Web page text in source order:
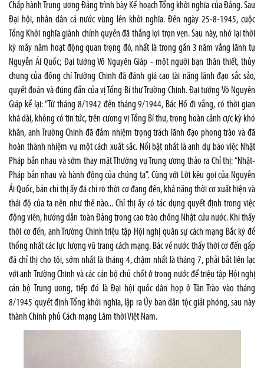
Chấp hành Trung ương Đảng trình bày Kế hoạch Tổng khởi nghĩa của Đảng. Sau
Đại hội, nhân dân cả nước vùng lên khởi nghĩa. Đến ngày 25-8-1945, cuộc
Tổng Khởi nghĩa giành chính quyền đã thắng lợi trọn vẹn. Sau này, nhớ lại thời
kỳ mấy năm hoạt động quan trọng đó, nhất là trong gần 3 năm vắng lãnh tụ
Nguyễn Ái Quốc; Đại tướng Võ Nguyên Giáp - một người bạn thân thiết, thủy
chung của đồng chí Trường Chinh đã đánh giá cao tài năng lãnh đạo sắc sảo,
quyết đoán và đúng đắn của vị Tổng Bí thư Trường Chinh. Đại tướng Võ Nguyên
Giáp kể lại: “Từ tháng 8/1942 đến tháng 9/1944, Bác Hồ đi vắng, có thời gian
khá dài, không có tin tức, trên cương vị Tổng Bí thư, trong hoàn cảnh cực kỳ khó
khăn, anh Trường Chinh đã đảm nhiệm trọng trách lãnh đạo phong trào và đã
hoàn thành nhiệm vụ một cách xuất sắc. Nổi bật nhất là anh dự báo việc Nhật
Pháp bắn nhau và sớm thay mặt Thường vụ Trung ương thảo ra Chỉ thị: “Nhật-
Pháp bắn nhau và hành động của chúng ta”. Cùng với Lời kêu gọi của Nguyễn
Ái Quốc, bản chỉ thị ấy đã chỉ rõ thời cơ đang đến, khả năng thời cơ xuất hiện và
thái độ của ta nên như thế nào... Chỉ thị ấy có tác dụng quyết định trong việc
động viên, hướng dẫn toàn Đảng trong cao trào chống Nhật cứu nước. Khi thấy
thời cơ đến, anh Trường Chinh triệu tập Hội nghị quân sự cách mạng Bắc kỳ để
thống nhất các lực lượng vũ trang cách mạng. Bác về nước thấy thời cơ đến gấp
đã chỉ thị cho tôi, sớm nhất là tháng 4, chậm nhất là tháng 7, phải bắt liên lạc
với anh Trường Chinh và các cán bộ chủ chốt ở trong nước để triệu tập Hội nghị
cán bộ Trung ương, tiếp đó là Đại hội quốc dân họp ở Tân Trào vào tháng
8/1945 quyết định Tổng khởi nghĩa, lập ra Ủy ban dân tộc giải phóng, sau này
thành Chính phủ Cách mạng Lâm thời Việt Nam.